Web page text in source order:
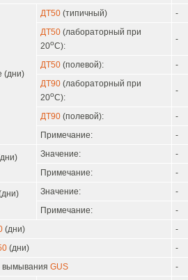
(дни)
ДТ50 (типичный)
-
ДТ50 (лабораторный при
20oC):
-
ДТ50 (полевой):
-
ДТ90 (лабораторный при
20oC):
-
ДТ90 (полевой):
-
Примечание:
-
Значение:
-
Примечание:
-
Значение:
-
Примечание:
-
(дни)
-
(дни)
-
вымывания GUS
-